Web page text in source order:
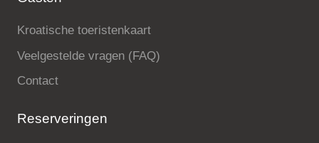
Kroatische toeristenkaart
Veelgestelde vragen (FAQ)
Contact
Reserveringen